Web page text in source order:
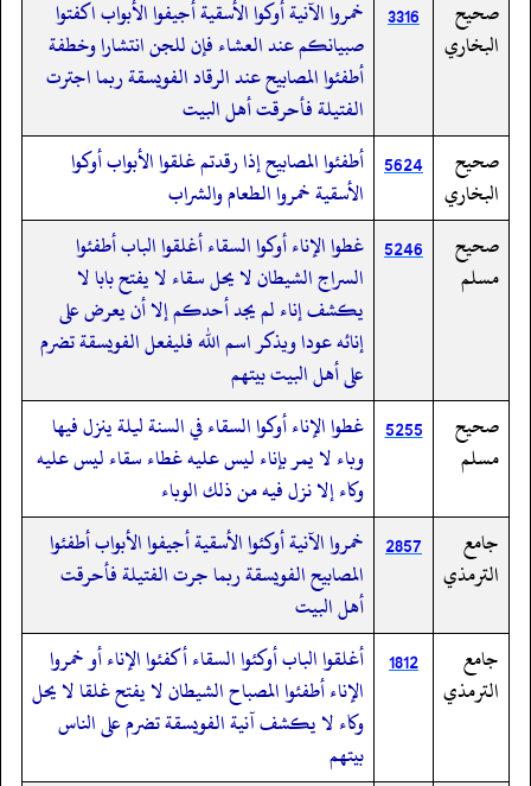
صحيح
البخاري
3316
خمروا الآنية أوكوا الأسقية أجيفوا الأبواب اكفتوا
صبيانكم عند العشاء فإن للجن انتشارا وخطفة
أطفئوا المصابيح عند الرقاد الفويسقة ربما اجترت
الفتيلة فأحرقت أهل البيت
صحيح
البخاري
5624 أطفئوا المصابيح إذا رقدتم غلقوا الأبواب أوكوا
الأسقية خمروا الطعام والشراب
صحيح
مسلم
5246 غطوا الإناء أوكوا السقاء أغلقوا الباب أطفئوا
السراج الشيطان لا يحل سقاء لا يفتح بابا لا
يكشف إناء لم يجد أحدكم إلا أن يعرض على
إنائه عودا ويذكر اسم الله فليفعل الفويسقة تضرم
على أهل البيت بيتهم
صحيح
مسلم
5255 غطوا الإناء أوكوا السقاء في السنة ليلة ينزل فيها
وباء لا يمر بإناء ليس عليه غطاء سقاء ليس عليه
وكاء إلا نزل فيه من ذلك الوباء
جامع
الترمذي
2857 خمروا الآنية أوكئوا الأسقية أجيفوا الأبواب أطفئوا
المصابيح الفويسقة ربما جرت الفتيلة فأحرقت
أهل البيت
جامع
الترمذي
1812
أغلقوا الباب أوكئوا السقاء أكفئوا الإناء أو خمروا
الإناء أطفئوا المصباح الشيطان لا يفتح غلقا لا يحل
وكاء لا يكشف آنية الفويسقة تضرم على الناس
بيتهم